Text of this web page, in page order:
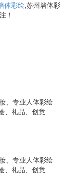
体彩绘,苏州墙体彩
！
、专业人体彩绘
、礼品、创意
、专业人体彩绘
、礼品、创意